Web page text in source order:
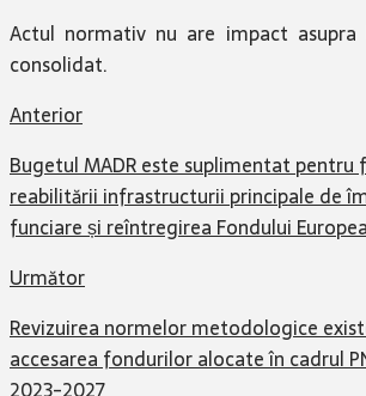
Actul normativ nu are impact asupra
consolidat.
Anterior
Bugetul MADR este suplimentat pentru
reabilitării infrastructurii principale de
funciare și reîntregirea Fondului
Următor
Revizuirea normelor metodologice
accesarea fondurilor alocate în cadrul